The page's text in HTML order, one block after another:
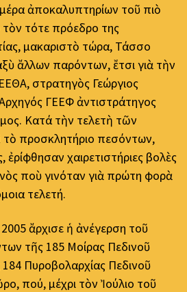
ἀποκαλυπτηρίων τοῦ πιὸ
τότε πρόεδρο της
μακαριστὸ τώρα, Τάσσο
ἄλλων παρόντων, ἔτσι γιὰ τὴν
στρατηγὸς Γεώργιος
ΓΕΕΦ ἀντιστράτηγος
Κατά τὴν τελετὴ τῶν
προσκλητήριο πεσόντων,
ἐρίφθησαν χαιρετιστήριες βολὲς
ποὺ γινόταν γιὰ πρώτη φορὰ
τελετή.
ἄρχισε ἡ ἀνέγερση τοῦ
τῆς 185 Μοίρας Πεδινοῦ
Πυροβολαρχίας Πεδινοῦ
πού, μέχρι τὸν Ἰούλιο τοῦ